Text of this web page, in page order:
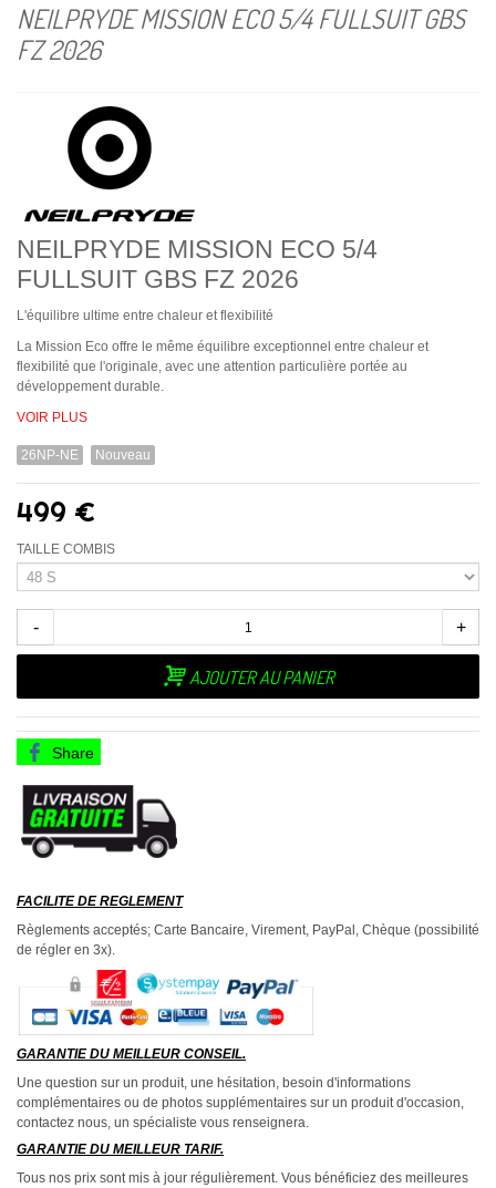
NEILPRYDE MISSION ECO 5/4 FULLSUIT GBS
FZ 2026
NEILPRYDE MISSION ECO 5/4
FULLSUIT GBS FZ 2026
L'équilibre ultime entre chaleur et flexibilité
La Mission Eco offre le même équilibre exceptionnel entre chaleur et
flexibilité que l'originale, avec une attention particulière portée au
développement durable.
VOIR PLUS
26NP-NE Nouveau
499 €
TAILLE COMBIS
- +
AJOUTER AU PANIER
Share
FACILITE DE REGLEMENT
Règlements acceptés; Carte Bancaire, Virement, PayPal, Chèque (possibilité
de régler en 3x).
GARANTIE DU MEILLEUR CONSEIL.
Une question sur un produit, une hésitation, besoin d'informations
complémentaires ou de photos supplémentaires sur un produit d'occasion,
contactez nous, un spécialiste vous renseignera.
GARANTIE DU MEILLEUR TARIF.
Tous nos prix sont mis à jour régulièrement. Vous bénéficiez des meilleures